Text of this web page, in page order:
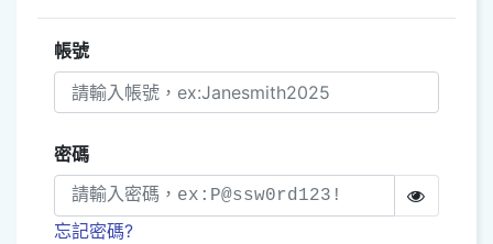
帳號
密碼
忘記密碼?